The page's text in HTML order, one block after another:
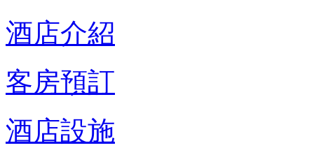
酒店介紹
客房預訂
酒店設施